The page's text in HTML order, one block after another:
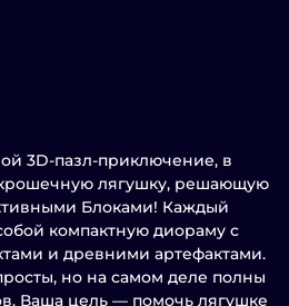
3D-пазл-приключение, в
лягушку, решающую
Блоками! Каждый
компактную диораму с
и древними артефактами.
но на самом деле полны
Ваша цель — помочь лягушке